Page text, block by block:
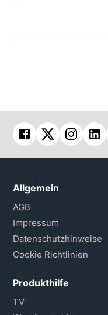
Allgemein
AGB
Impressum
Datenschutzhinweise
Cookie Richtlinien
Produkthilfe
TV